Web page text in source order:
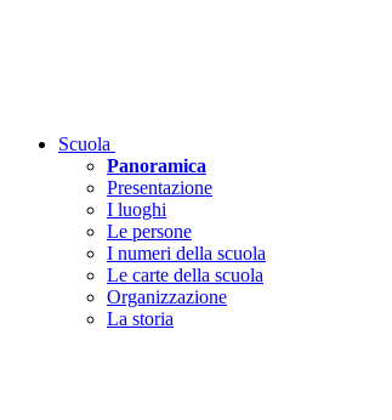
Scuola
Panoramica
Presentazione
I luoghi
Le persone
I numeri della scuola
Le carte della scuola
Organizzazione
La storia